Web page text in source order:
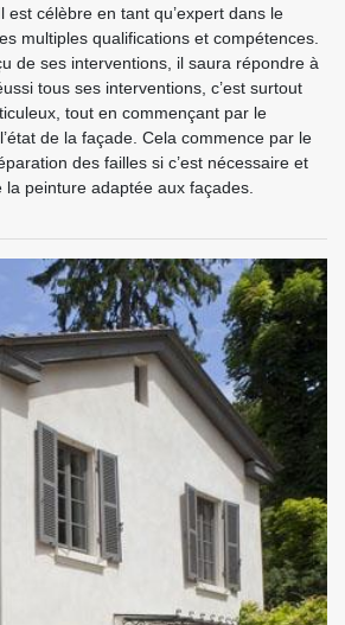
est célèbre en tant qu’expert dans le
multiples qualifications et compétences.
de ses interventions, il saura répondre à
tous ses interventions, c’est surtout
tout en commençant par le
de la façade. Cela commence par le
des failles si c’est nécessaire et
la peinture adaptée aux façades.